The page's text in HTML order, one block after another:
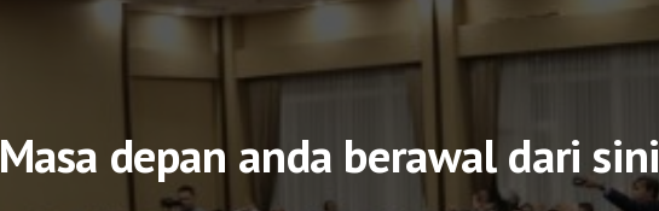
Masa depan anda berawal dari sini